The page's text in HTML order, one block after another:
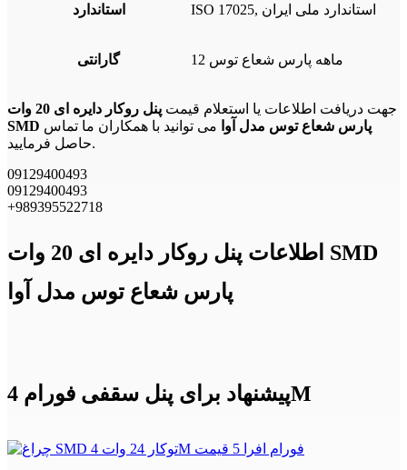
استاندارد ISO 17025, استاندارد ملی ایران
گارانتی 12 ماهه پارس شعاع توس
جهت دریافت اطلاعات یا استعلام قیمت
پنل روکار دایره ای 20 وات
SMD پارس شعاع توس مدل آوا می توانید با همکاران ما تماس
حاصل فرمایید.
09129400493
09129400493
+989395522718
اطلاعات پنل روکار دایره ای 20 وات SMD
پارس شعاع توس مدل آوا
پیشنهاد برای پنل سقفی فورام 4M